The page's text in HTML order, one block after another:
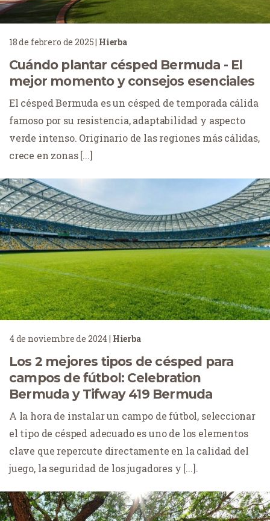
18 de febrero de 2025| Hierba
Cuándo plantar césped Bermuda - El
mejor momento y consejos esenciales
El césped Bermuda es un césped de temporada cálida
famoso por su resistencia, adaptabilidad y aspecto
verde intenso. Originario de las regiones más cálidas,
crece en zonas [...]
4 de noviembre de 2024 | Hierba
Los 2 mejores tipos de césped para
campos de fútbol: Celebration
Bermuda y Tifway 419 Bermuda
A la hora de instalar un campo de fútbol, seleccionar
el tipo de césped adecuado es uno de los elementos
clave que repercute directamente en la calidad del
juego, la seguridad de los jugadores y [...].